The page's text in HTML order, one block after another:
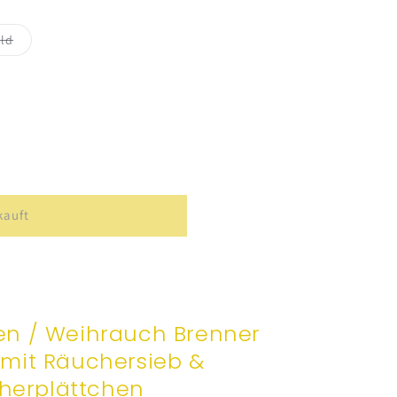
Variante
/ Weihrauch Brenner
Räuchersieb &